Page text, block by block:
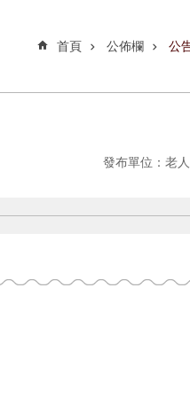
首頁 公佈欄 公
發布單位：老